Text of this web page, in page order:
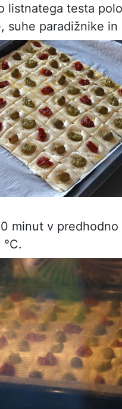
listnatega testa
suhe paradižnike in
minut v predhodno